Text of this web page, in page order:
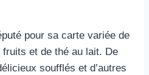
pour sa carte variée de
fruits et de thé au lait. De
soufflés et d’autres